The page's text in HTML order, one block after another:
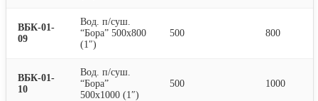
ВБК-01-
09
Вод. п/суш.
“Бора” 500х800
(1″)
500 800
ВБК-01-
10
Вод. п/суш.
“Бора”
500х1000 (1″)
500 1000